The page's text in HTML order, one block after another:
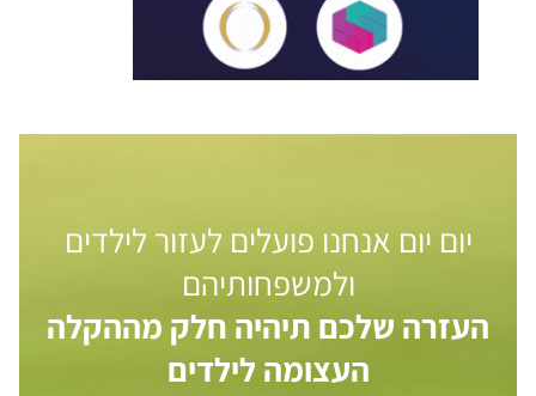
יום יום אנחנו פועלים לעזור לילדים
ולמשפחותיהם
העזרה שלכם תיהיה חלק מההקלה
העצומה לילדים